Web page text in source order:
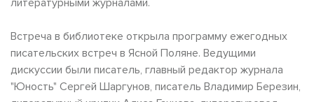
Встреча в библиотеке открыла программу ежегодных
писательских встреч в Ясной Поляне. Ведущими
дискуссии были писатель, главный редактор журнала
"Юность" Сергей Шаргунов, писатель Владимир Березин,